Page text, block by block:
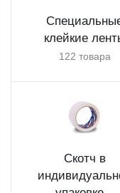
клейкие
122 товара
Скотч в